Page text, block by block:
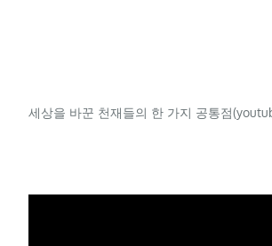
세상을 바꾼 천재들의 한 가지 공통점